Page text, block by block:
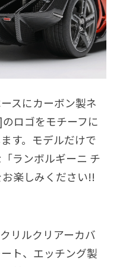
スにカーボン製ネ
ロゴをモチーフに
す。モデルだけで
ランボルギーニ チ
楽しみください!!
リルクリアーカバ
ト、エッチング製